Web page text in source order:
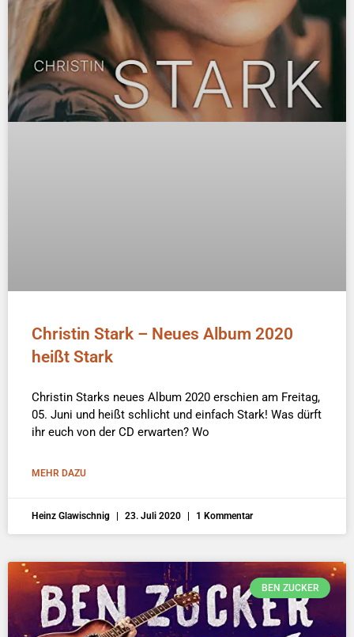
Christin Stark – Neues Album 2020
heißt Stark
Christin Starks neues Album 2020 erschien am Freitag,
05. Juni und heißt schlicht und einfach Stark! Was dürft
ihr euch von der CD erwarten? Wo
MEHR DAZU
Heinz Glawischnig 23. Juli 2020 1 Kommentar
BEN ZUCKER